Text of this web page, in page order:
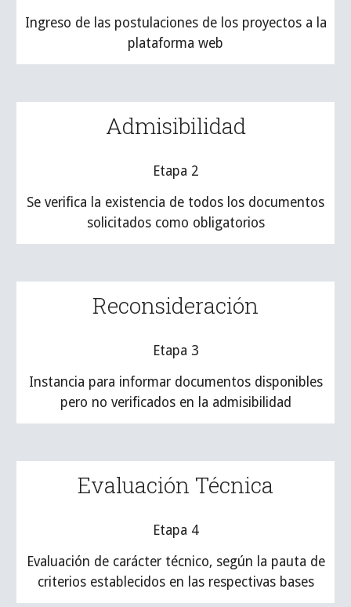
Ingreso de las postulaciones de los proyectos a la
plataforma web
Admisibilidad
Etapa 2
Se verifica la existencia de todos los documentos
solicitados como obligatorios
Reconsideración
Etapa 3
Instancia para informar documentos disponibles
pero no verificados en la admisibilidad
Evaluación Técnica
Etapa 4
Evaluación de carácter técnico, según la pauta de
criterios establecidos en las respectivas bases